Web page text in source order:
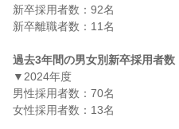
新卒採用者数：92名
新卒離職者数：11名
過去3年間の男女別新卒採用者数
▼2024年度
男性採用者数：70名
女性採用者数：13名